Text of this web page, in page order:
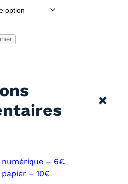
+
numérique – 6€,
– 10€